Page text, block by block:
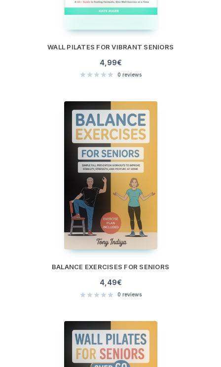
WALL PILATES FOR VIBRANT SENIORS
4,99€
0 reviews
BALANCE EXERCISES FOR SENIORS
4,49€
0 reviews